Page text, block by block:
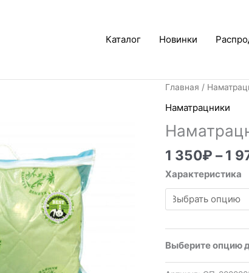
Каталог Новинки
Главная /
Наматрацники
1 350₽ – 1
Характеристика
Выберите опцию